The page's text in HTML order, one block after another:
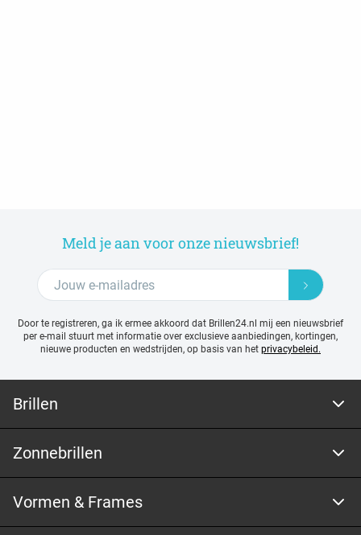
Meld je aan voor onze nieuwsbrief!
Door te registreren, ga ik ermee akkoord dat Brillen24.nl mij een nieuwsbrief
per e-mail stuurt met informatie over exclusieve aanbiedingen, kortingen,
nieuwe producten en wedstrijden, op basis van het privacybeleid.
Brillen
Zonnebrillen
Vormen & Frames